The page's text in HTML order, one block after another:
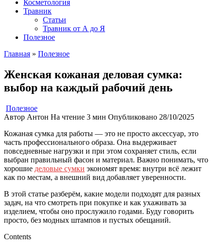
Косметология
Травник
Статьи
Травник от А до Я
Полезное
Главная » Полезное
Женская кожаная деловая сумка:
выбор на каждый рабочий день
Полезное
Автор Антон На чтение 3 мин Опубликовано 28/10/2025
Кожаная сумка для работы — это не просто аксессуар, это
часть профессионального образа. Она выдерживает
повседневные нагрузки и при этом сохраняет стиль, если
выбран правильный фасон и материал. Важно понимать, что
хорошие деловые сумки экономят время: внутри всё лежит
как по местам, а внешний вид добавляет уверенности.
В этой статье разберём, какие модели подходят для разных
задач, на что смотреть при покупке и как ухаживать за
изделием, чтобы оно прослужило годами. Буду говорить
просто, без модных штампов и пустых обещаний.
Contents